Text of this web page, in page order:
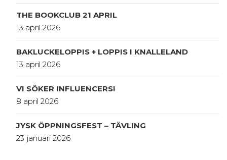
THE BOOKCLUB 21 APRIL
13 april 2026
BAKLUCKELOPPIS + LOPPIS I KNALLELAND
13 april 2026
VI SÖKER INFLUENCERS!
8 april 2026
JYSK ÖPPNINGSFEST – TÄVLING
23 januari 2026